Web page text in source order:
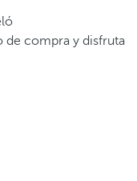
de compra y disfruta